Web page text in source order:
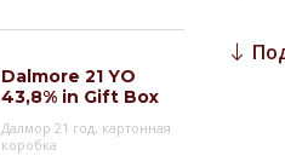
Dalmore 21 YO
43,8% in Gift Box
Далмор 21 год, картонная
коробка